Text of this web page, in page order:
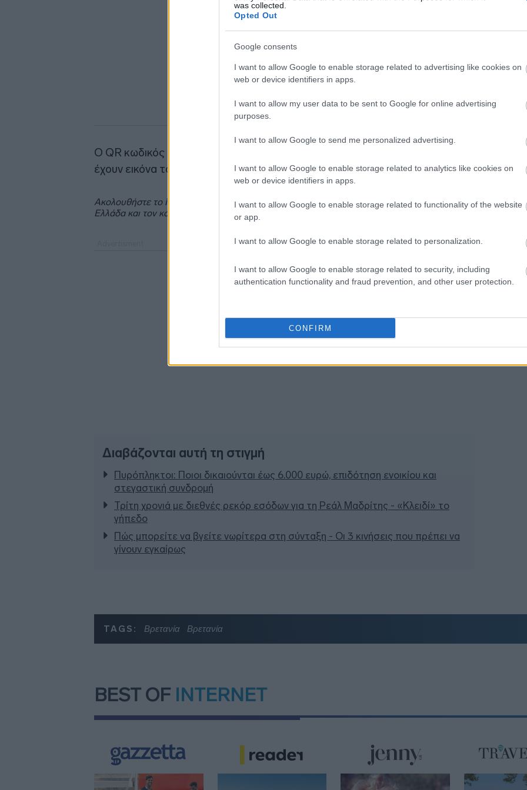
was collected.
Opted Out
Google consents
I want to allow Google to enable storage related to advertising like cookies on
web or device identifiers in apps.
I want to allow my user data to be sent to Google for online advertising
purposes.
I want to allow Google to send me personalized advertising.
I want to allow Google to enable storage related to analytics like cookies on
web or device identifiers in apps.
I want to allow Google to enable storage related to functionality of the website
or app.
I want to allow Google to enable storage related to personalization.
I want to allow Google to enable storage related to security, including
authentication functionality and fraud prevention, and other user protection.
CONFIRM
Ο QR κωδικός είναι διαθέσιμος στα «καθημερινά» γραμματόσημα, τα οποία
έχουν εικόνα το προφίλ της βασίλισσας Ελισάβετ.
Ακολουθήστε το insider.gr στο Google Newsκαι μάθετε πρώτοι όλες τιςειδήσειςαπό την
Ελλάδα και τον κόσμο.
Διαβάζονται αυτή τη στιγμή
Πυρόπληκτοι: Ποιοι δικαιούνται έως 6.000 ευρώ, επιδότηση ενοικίου και
στεγαστική συνδρομή
Τρίτη χρονιά με διεθνές ρεκόρ εσόδων για τη Ρεάλ Μαδρίτης - «Κλειδί» το
γήπεδο
Πώς μπορείτε να βγείτε νωρίτερα στη σύνταξη - Οι 3 κινήσεις που πρέπει να
γίνουν εγκαίρως
18:19
TAGS: Βρετανία Βρετανία
BEST OF INTERNET